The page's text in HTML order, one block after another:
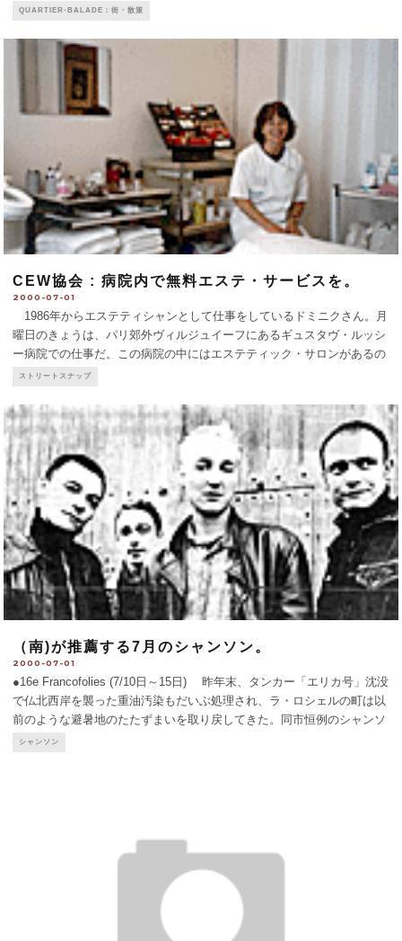
ズやスウィング・ジャズの殿堂として知られ、ライオネル・ハンプトン
QUARTIER-BALADE：街・散策
CEW協会 : 病院内で無料エステ・サービスを。
2000-07-01
1986年からエステティシャンとして仕事をしているドミニクさん。月
曜日のきょうは、パリ郊外ヴィルジュイーフにあるギュスタヴ・ルッシ
ー病院での仕事だ。この病院の中にはエステティック・サロンがあるの
で、がん治療のために入院している患者さんをそこに迎え、無料でフェ
ストリートスナップ
（南)が推薦する7月のシャンソン。
2000-07-01
●16e Francofolies (7/10日～15日) 昨年末、タンカー「エリカ号」沈没
で仏北西岸を襲った重油汚染もだいぶ処理され、ラ・ロシェルの町は以
前のような避暑地のたたずまいを取り戻してきた。同市恒例のシャンソ
ン・フェスティバル "フ
シャンソン